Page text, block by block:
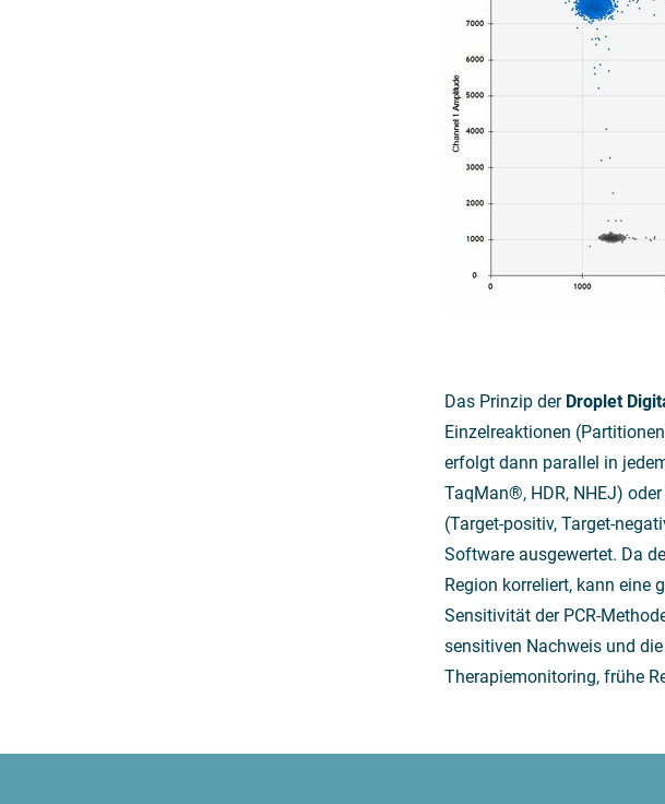
Das Prinzip der Droplet
Einzelreaktionen
erfolgt dann parallel in
TaqMan®, HDR, NHEJ)
(Target-positiv, Target-
Software ausgewertet. Da
Region korreliert, kann eine
Sensitivität der PCR-
sensitiven Nachweis und
Therapiemonitoring, frühe